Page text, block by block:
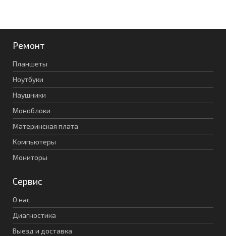
Ремонт
Планшеты
Ноутбуки
Наушники
Моноблоки
Материнская плата
Компьютеры
Мониторы
Сервис
О нас
Диагностика
Выезд и доставка